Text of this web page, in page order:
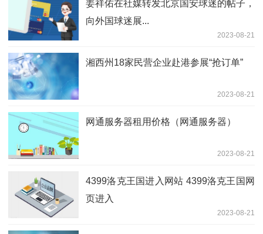
姜祥佑在社媒转发北京国安球迷的帖子，
向外国球迷展...
2023-08-21
湘西州18家民营企业赴港参展“抢订单”
2023-08-21
网通服务器租用价格（网通服务器）
2023-08-21
4399洛克王国进入网站 4399洛克王国网
页进入
2023-08-21